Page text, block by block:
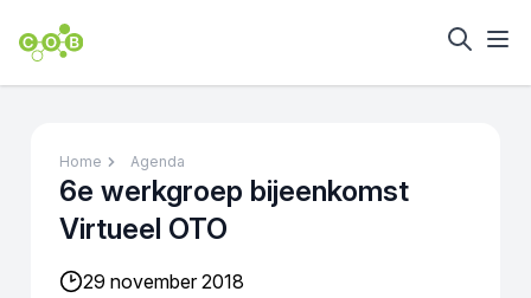
Home Agenda
6e werkgroep bijeenkomst
Virtueel OTO
29 november 2018